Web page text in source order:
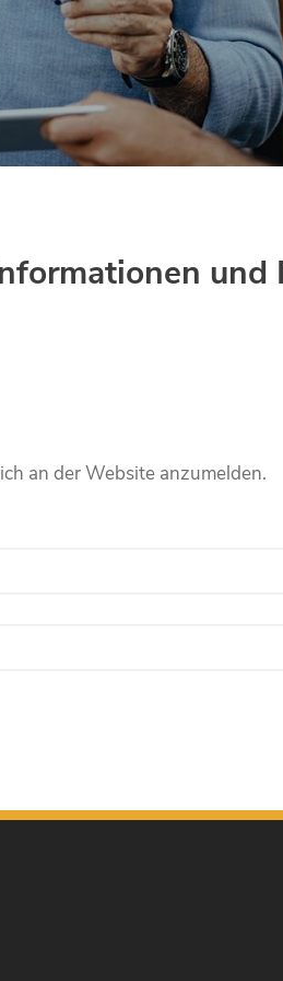
und
an der Website anzumelden.